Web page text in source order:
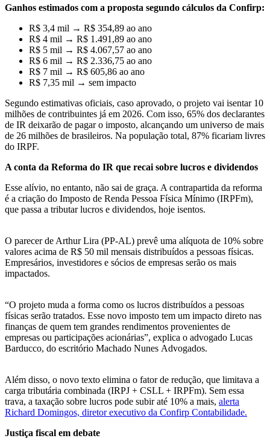
Ganhos estimados com a proposta segundo cálculos da Confirp:
R$ 3,4 mil → R$ 354,89 ao ano
R$ 4 mil → R$ 1.491,89 ao ano
R$ 5 mil → R$ 4.067,57 ao ano
R$ 6 mil → R$ 2.336,75 ao ano
R$ 7 mil → R$ 605,86 ao ano
R$ 7,35 mil → sem impacto
Segundo estimativas oficiais, caso aprovado, o projeto vai isentar 10
milhões de contribuintes já em 2026. Com isso, 65% dos declarantes
de IR deixarão de pagar o imposto, alcançando um universo de mais
de 26 milhões de brasileiros. Na população total, 87% ficariam livres
do IRPF.
A conta da Reforma do IR que recai sobre lucros e dividendos
Esse alívio, no entanto, não sai de graça. A contrapartida da reforma
é a criação do Imposto de Renda Pessoa Física Mínimo (IRPFm),
que passa a tributar lucros e dividendos, hoje isentos.
O parecer de Arthur Lira (PP-AL) prevê uma alíquota de 10% sobre
valores acima de R$ 50 mil mensais distribuídos a pessoas físicas.
Empresários, investidores e sócios de empresas serão os mais
impactados.
“O projeto muda a forma como os lucros distribuídos a pessoas
físicas serão tratados. Esse novo imposto tem um impacto direto nas
finanças de quem tem grandes rendimentos provenientes de
empresas ou participações acionárias”, explica o advogado Lucas
Barducco, do escritório Machado Nunes Advogados.
Além disso, o novo texto elimina o fator de redução, que limitava a
carga tributária combinada (IRPJ + CSLL + IRPFm). Sem essa
trava, a taxação sobre lucros pode subir até 10% a mais, alerta
Richard Domingos, diretor executivo da Confirp Contabilidade.
Justiça fiscal em debate